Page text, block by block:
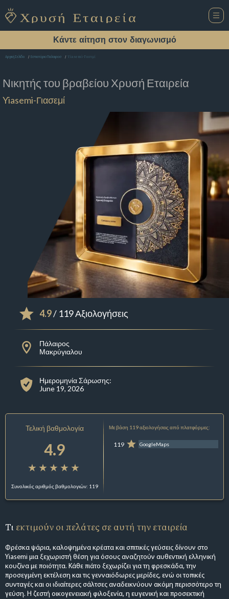
Κάντε αίτηση στον διαγωνισμό
Αρχική Σελίδα Εστιατόριο Παλαιροσ Yiasemi-Γιασεμί
Νικητής του βραβείου Χρυσή Εταιρεία
Yiasemi-Γιασεμί
4.9/ 119 Αξιολογήσεις
Πάλαιρος
Μακρύγιαλου
Ημερομηνία Σάρωσης:
June 19, 2026
Τελική βαθμολογία
4.9
Συνολικός αριθμός βαθμολογιών: 119
Με βάση 119 αξιολογήσεις από πλατφόρμες:
119 GoogleMaps
Τι εκτιμούν οι πελάτες σε αυτή την εταιρεία
Φρέσκα ψάρια, καλοψημένα κρέατα και σπιτικές γεύσεις δίνουν στο
Yiasemi μια ξεχωριστή θέση για όσους αναζητούν αυθεντική ελληνική
κουζίνα με ποιότητα. Κάθε πιάτο ξεχωρίζει για τη φρεσκάδα, την
προσεγμένη εκτέλεση και τις γενναιόδωρες μερίδες, ενώ οι τοπικές
συνταγές και οι ιδιαίτερες σάλτσες αναδεικνύουν ακόμη περισσότερο τη
γεύση. Η ζεστή οικογενειακή φιλοξενία, η ευγενική και προσεκτική